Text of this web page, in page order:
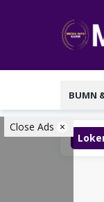
BUMN
Close Ads